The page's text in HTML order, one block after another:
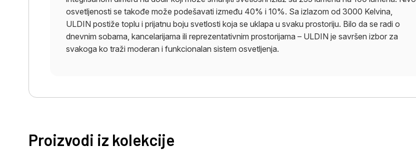
osvetljenosti se takođe može podešavati između 40% i 10%. Sa izlazom od 3000 Kelvina,
ULDIN postiže toplu i prijatnu boju svetlosti koja se uklapa u svaku prostoriju. Bilo da se radi o
dnevnim sobama, kancelarijama ili reprezentativnim prostorijama – ULDIN je savršen izbor za
svakoga ko traži moderan i funkcionalan sistem osvetljenja.
Proizvodi iz kolekcije